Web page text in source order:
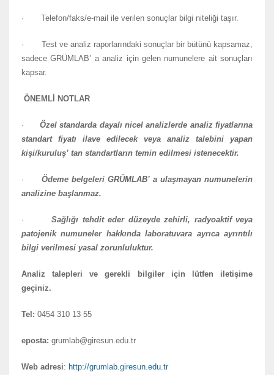
· Telefon/faks/e-mail ile verilen sonuçlar bilgi niteliği taşır.
· Test ve analiz raporlarındaki sonuçlar bir bütünü kapsamaz,
sadece GRÜMLAB’ a analiz için gelen numunelere ait sonuçları
kapsar.
ÖNEMLİ NOTLAR
· Özel standarda dayalı nicel analizlerde analiz fiyatlarına
standart fiyatı ilave edilecek veya analiz talebini yapan
kişi/kuruluş’ tan standartların temin edilmesi istenecektir.
·Ödeme belgeleri GRÜMLAB’ a ulaşmayan numunelerin
analizine başlanmaz.
·Sağlığı tehdit eder düzeyde zehirli, radyoaktif veya
patojenik numuneler hakkında laboratuvara ayrıca ayrıntılı
bilgi verilmesi yasal zorunluluktur.
Analiz talepleri ve gerekli bilgiler için lütfen iletişime
geçiniz.
Tel: 0454 310 13 55
eposta: grumlab@giresun.edu.tr
Web adresi: http://grumlab.giresun.edu.tr